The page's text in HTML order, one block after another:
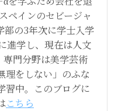
ペインのセビージャ
の3年次に学士入学
進学し、現在は人文
門分野は美学芸術
理をしない」のふな
習中。このブログに
こちら